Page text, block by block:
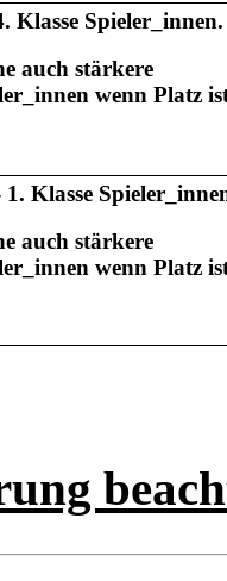
Klasse Spieler_innen.
auch stärkere
wenn Platz
1. Klasse
auch stärkere
wenn Platz